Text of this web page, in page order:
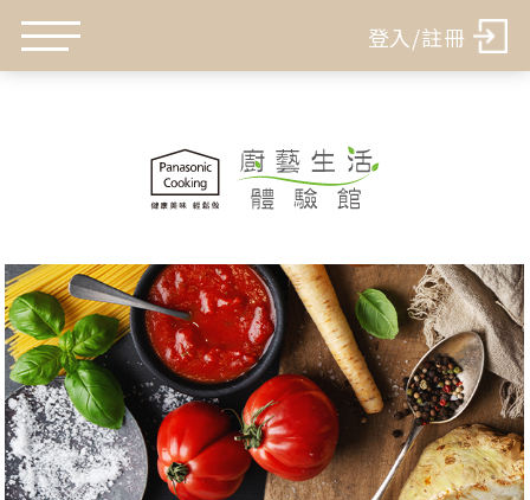
登入/註冊